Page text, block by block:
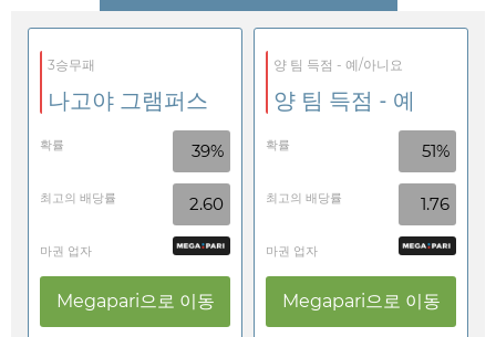
3승무패
나고야 그램퍼스
확률 39%
최고의 배당률 2.60
마권 업자
Megapari으로 이동
양 팀 득점 - 예/아니요
양 팀 득점 - 예
확률 51%
최고의 배당률 1.76
마권 업자
Megapari으로 이동